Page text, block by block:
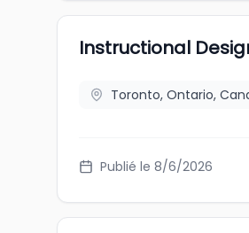
Instructional
Toronto, Ontario,
Publié le 8/6/2026